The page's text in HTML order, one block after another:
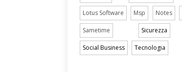
Lotus Software Msp Notes
Sametime Sicurezza
Social Business Tecnologia